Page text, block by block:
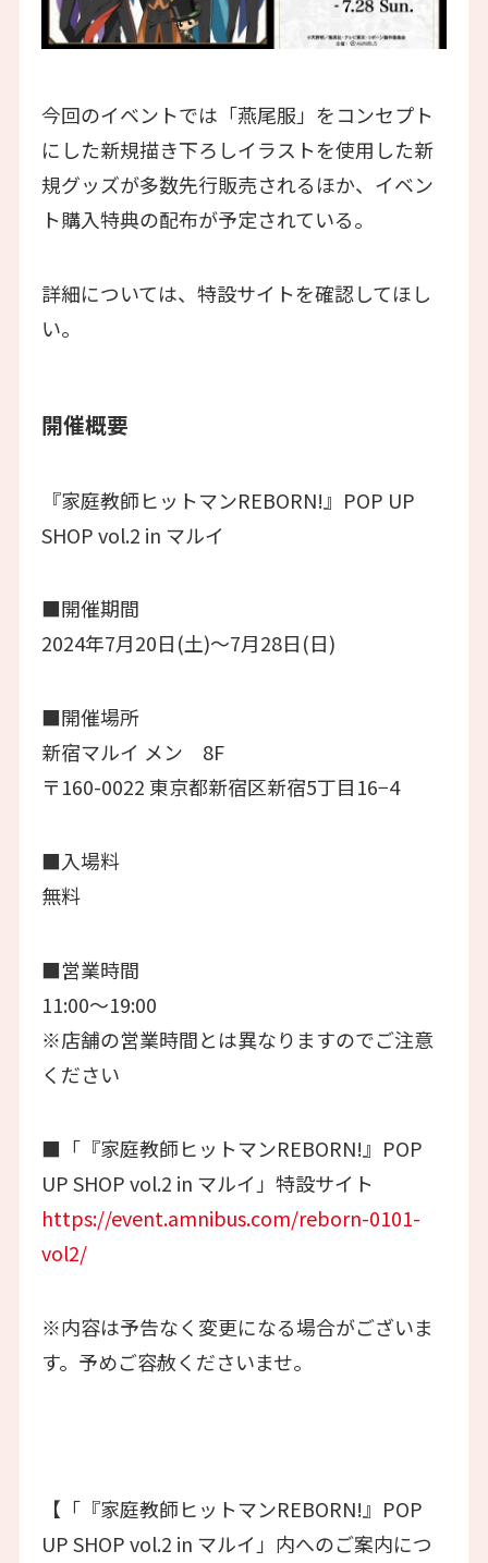
今回のイベントでは「燕尾服」をコンセプト
にした新規描き下ろしイラストを使用した新
規グッズが多数先行販売されるほか、イベン
ト購入特典の配布が予定されている。
詳細については、特設サイトを確認してほし
い。
開催概要
『家庭教師ヒットマンREBORN!』POP UP
SHOP vol.2 in マルイ
■開催期間
2024年7月20日(土)～7月28日(日)
■開催場所
新宿マルイ メン 8F
〒160-0022 東京都新宿区新宿5丁目16−4
■入場料
無料
■営業時間
11:00～19:00
※店舗の営業時間とは異なりますのでご注意
ください
■「『家庭教師ヒットマンREBORN!』POP
UP SHOP vol.2 in マルイ」特設サイト
https://event.amnibus.com/reborn-0101-
vol2/
※内容は予告なく変更になる場合がございま
す。予めご容赦くださいませ。
【「『家庭教師ヒットマンREBORN!』POP
UP SHOP vol.2 in マルイ」内へのご案内につ